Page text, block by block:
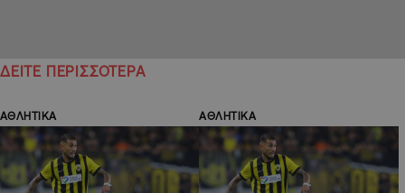
ΔΕΙΤΕ ΠΕΡΙΣΣΟΤΕΡΑ
ΑΘΛΗΤΙΚΑ ΑΘΛΗΤΙΚΑ